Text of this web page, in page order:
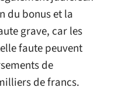
du bonus et la
grave, car les
faute peuvent
de
de francs.